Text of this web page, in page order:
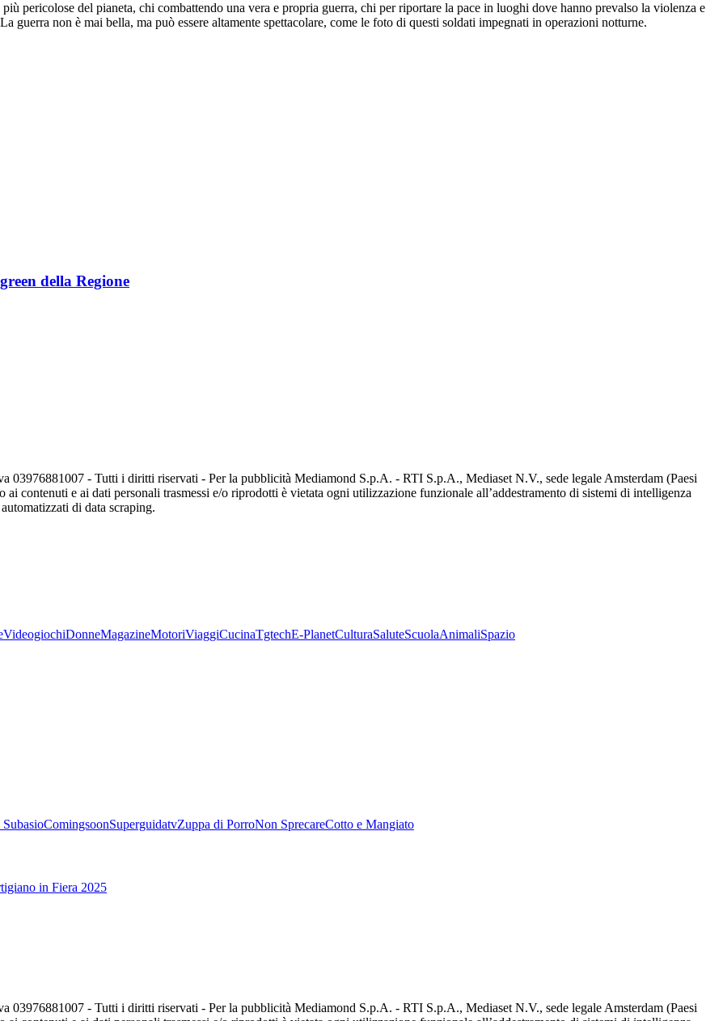
pericolose del pianeta, chi combattendo una vera e propria guerra, chi per riportare la pace in luoghi dove hanno prevalso la violenza e
guerra non è mai bella, ma può essere altamente spettacolare, come le foto di questi soldati impegnati in operazioni notturne.
della Regione
03976881007 - Tutti i diritti riservati - Per la pubblicità Mediamond S.p.A. - RTI S.p.A., Mediaset N.V., sede legale Amsterdam (Paesi
ai contenuti e ai dati personali trasmessi e/o riprodotti è vietata ogni utilizzazione funzionale all’addestramento di sistemi di intelligenza
di data scraping.
VideogiochiDonneMagazineMotoriViaggiCucinaTgtechE-PlanetCulturaSaluteScuolaAnimaliSpazio
ComingsoonSuperguidatvZuppa di PorroNon SprecareCotto e Mangiato
in Fiera 2025
03976881007 - Tutti i diritti riservati - Per la pubblicità Mediamond S.p.A. - RTI S.p.A., Mediaset N.V., sede legale Amsterdam (Paesi